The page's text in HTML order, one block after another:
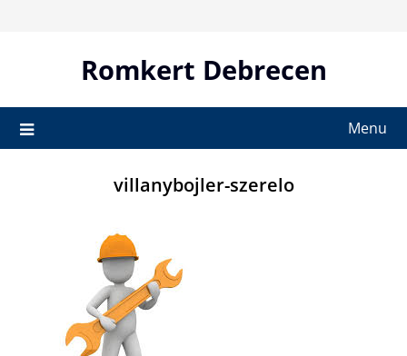
Romkert Debrecen
Menu
villanybojler-szerelo